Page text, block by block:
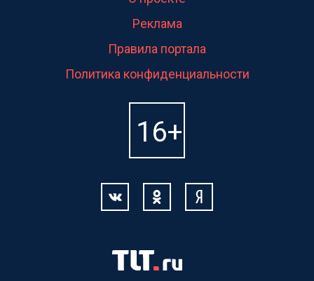
Реклама
Правила портала
Политика конфиденциальности